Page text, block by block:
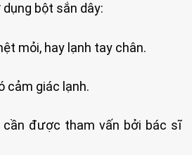
bột sắn dây:
mỏi, hay lạnh tay chân.
cảm giác lạnh.
được tham vấn bởi bác sĩ